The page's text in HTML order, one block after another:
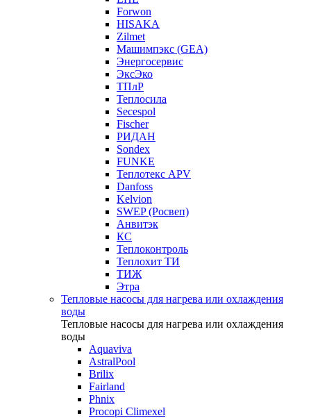
Forwon
HISAKA
Zilmet
Машимпэкс (GEA)
Энергосервис
ЭксЭко
ТПлР
Теплосила
Secespol
Fischer
РИДАН
Sondex
FUNKE
Теплотекс APV
Danfoss
Kelvion
SWEP (Росвеп)
Анвитэк
КС
Теплоконтроль
Теплохит ТИ
ТИЖ
Этра
Тепловые насосы для нагрева или охлаждения
воды
Тепловые насосы для нагрева или охлаждения
воды
Aquaviva
AstralPool
Brilix
Fairland
Phnix
Procopi Climexel